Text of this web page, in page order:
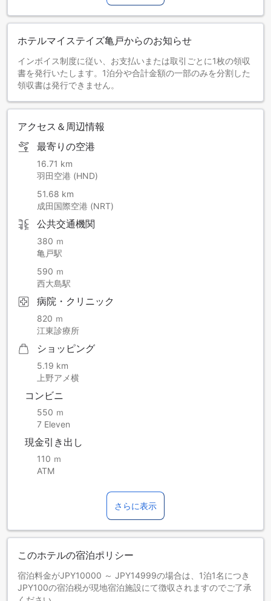
ホテルマイステイズ亀戸からのお知らせ
インボイス制度に従い、お支払いまたは取引ごとに1枚の領収
書を発行いたします。1泊分や合計金額の一部のみを分割した
領収書は発行できません。
アクセス＆周辺情報
最寄りの空港
16.71 km
羽田空港 (HND)
51.68 km
成田国際空港 (NRT)
公共交通機関
380 ｍ
亀戸駅
590 ｍ
西大島駅
病院・クリニック
820 ｍ
江東診療所
ショッピング
5.19 km
上野アメ横
コンビニ
550 ｍ
7 Eleven
現金引き出し
110 ｍ
ATM
さらに表示
このホテルの宿泊ポリシー
宿泊料金がJPY10000 ～ JPY14999の場合は、1泊1名につき
JPY100の宿泊税が現地宿泊施設にて徴収されますのでご了承